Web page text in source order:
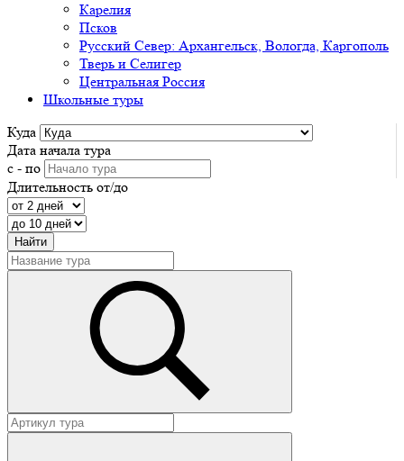
Карелия
Псков
Русский Север: Архангельск, Вологда, Каргополь
Тверь и Селигер
Центральная Россия
Школьные туры
Куда
Дата начала тура
с - по
Длительность от/до